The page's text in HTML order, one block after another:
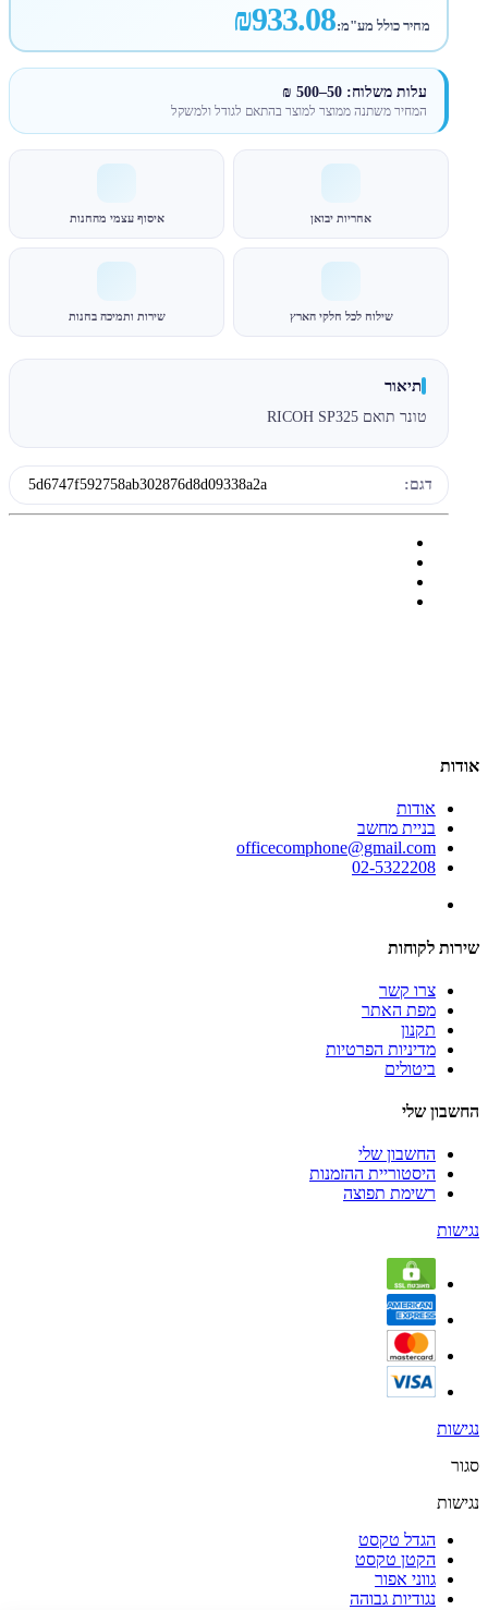
מחיר כולל מע"מ:₪933.08
עלות משלוח: 50–500 ₪
המחיר משתנה ממוצר למוצר בהתאם לגודל ולמשקל
אחריות יבואן איסוף עצמי מהחנות
שילוח לכל חלקי הארץ שירות ותמיכה בחנות
תיאור
טונר תואם RICOH SP325
דגם: 5d6747f592758ab302876d8d09338a2a
אודות
אודות
בניית מחשב
officecomphone@gmail.com
02-5322208
שירות לקוחות
צרו קשר
מפת האתר
תקנון
מדיניות הפרטיות
ביטולים
החשבון שלי
החשבון שלי
היסטוריית ההזמנות
רשימת תפוצה
נגישות
נגישות
סגור
נגישות
הגדל טקסט
הקטן טקסט
גווני אפור
נגודיות גבוהה